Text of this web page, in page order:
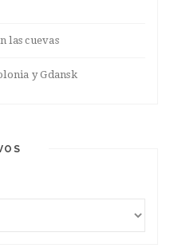
las cuevas
y Gdansk